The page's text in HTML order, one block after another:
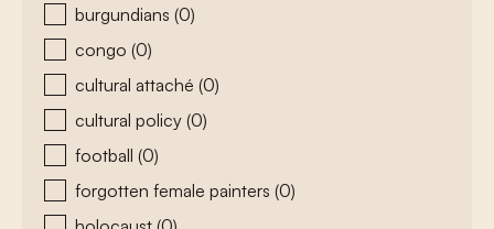
burgundians (0)
congo (0)
cultural attaché (0)
cultural policy (0)
football (0)
forgotten female painters (0)